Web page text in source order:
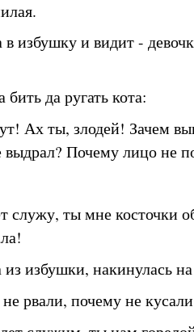
в избушку и видит -
да ругать кота:
Ах ты, злодей! Зачем
выдрал? Почему лицо не
служу, ты мне косточки
избушки, накинулась
рвали, почему не